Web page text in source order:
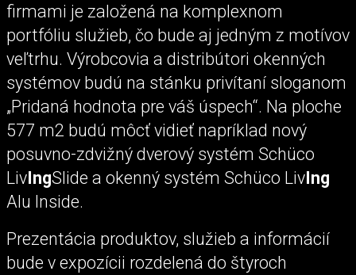
firmami je založená na komplexnom
portfóliu služieb, čo bude aj jedným z motívov
veľtrhu. Výrobcovia a distribútori okenných
systémov budú na stánku privítaní sloganom
„Pridaná hodnota pre váš úspech“. Na ploche
577 m2 budú môcť vidieť napríklad nový
posuvno-zdvižný dverový systém Schüco
LivIngSlide a okenný systém Schüco LivIng
Alu Inside.
Prezentácia produktov, služieb a informácií
bude v expozícii rozdelená do štyroch